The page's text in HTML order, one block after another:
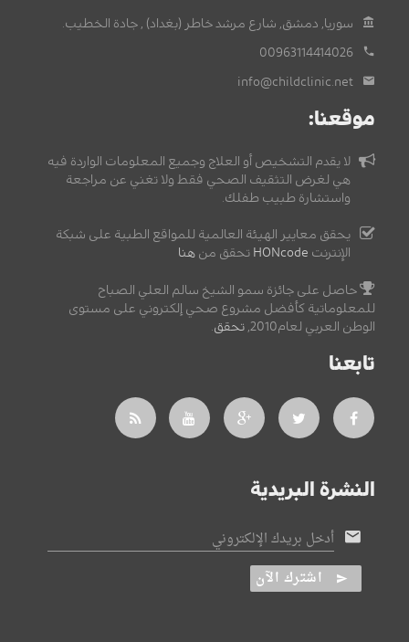
سوريا, دمشق, شارع مرشد خاطر (بغداد) , جادة الخطيب.
00963114414026
info@childclinic.net
موقعنا:
لا يقدم التشخيص أو العلاج وجميع المعلومات الواردة فيه
هي لغرض التثقيف الصحي فقط ولا تغني عن مراجعة
واستشارة طبيب طفلك.
يحقق معايير الهيئة العالمية للمواقع الطبية على شبكة
الإنترنت HONcode تحقق من هنا
حاصل على جائزة سمو الشيخ سالم العلي الصباح
للمعلوماتية كأفضل مشروع صحي إلكتروني على مستوى
الوطن العربي لعام2010,
تحقق
تابعنا
النشرة البريدية
أدخل بريدك الإلكتروني
اشترك الآن